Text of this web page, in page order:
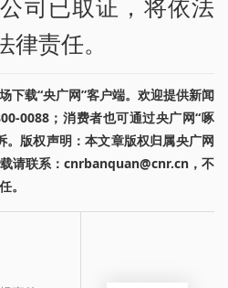
责任。
下载“央广网”客户端。欢迎提供新闻
0088；消费者也可通过央广网“啄
。版权声明：本文章版权归属央广网
请联系：cnrbanquan@cnr.cn，不
。